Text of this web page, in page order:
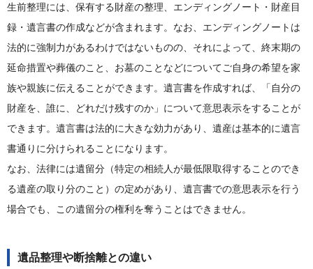
生前整理には、保有する財産の整理、エンディングノート・財産目
録・遺言書の作成などが含まれます。なお、エンディングノートは
法的に強制力があるわけではないものの、それによって、終末期の
延命措置や葬儀のこと、お墓のことなどについてご自身の希望を家
族や親族に伝えることができます。遺言書を作成すれば、「自分の
財産を、誰に、どれだけ残すのか」について意思表示をすることが
できます。遺言書は法的に大きな効力があり、遺産は基本的に遺言
書通りに分けられることになります。
なお、法律には遺留分（特定の相続人が最低限取得することのでき
る遺産の取り分のこと）の定めがあり、遺言書での意思表示を行う
場合でも、この遺留分の権利を奪うことはできません。
遺品整理や断捨離との違い